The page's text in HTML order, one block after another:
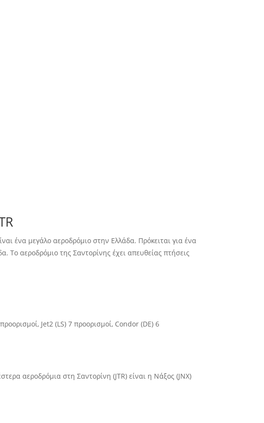
ένα μεγάλο αεροδρόμιο στην Ελλάδα. Πρόκειται για ένα
Το αεροδρόμιο της Σαντορίνης έχει απευθείας πτήσεις
Jet2 (LS) 7 προορισμοί, Condor (DE) 6
αεροδρόμια στη Σαντορίνη (JTR) είναι η Νάξος (JNX)